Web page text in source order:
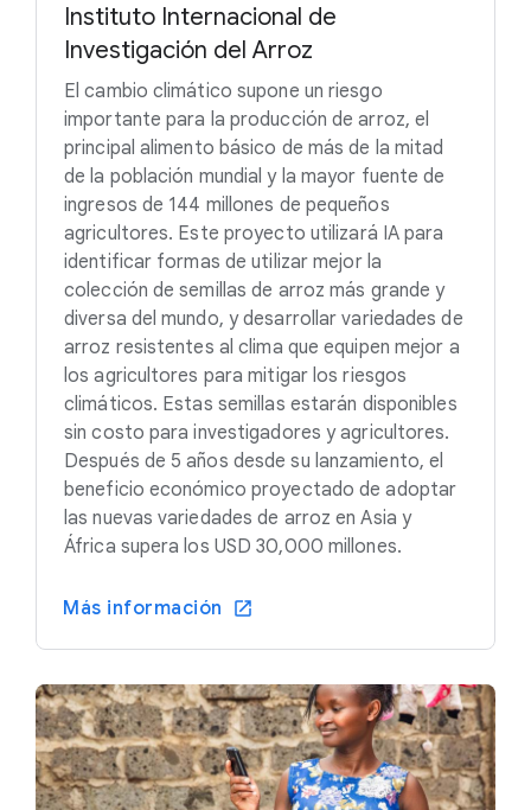
Instituto Internacional de
Investigación del Arroz
El cambio climático supone un riesgo
importante para la producción de arroz, el
principal alimento básico de más de la mitad
de la población mundial y la mayor fuente de
ingresos de 144 millones de pequeños
agricultores. Este proyecto utilizará IA para
identificar formas de utilizar mejor la
colección de semillas de arroz más grande y
diversa del mundo, y desarrollar variedades de
arroz resistentes al clima que equipen mejor a
los agricultores para mitigar los riesgos
climáticos. Estas semillas estarán disponibles
sin costo para investigadores y agricultores.
Después de 5 años desde su lanzamiento, el
beneficio económico proyectado de adoptar
las nuevas variedades de arroz en Asia y
África supera los USD 30,000 millones.
Más información